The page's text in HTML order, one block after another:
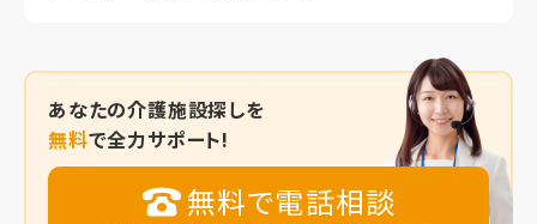
あなたの介護施設探しを
無料で全力サポート!
無料で電話相談